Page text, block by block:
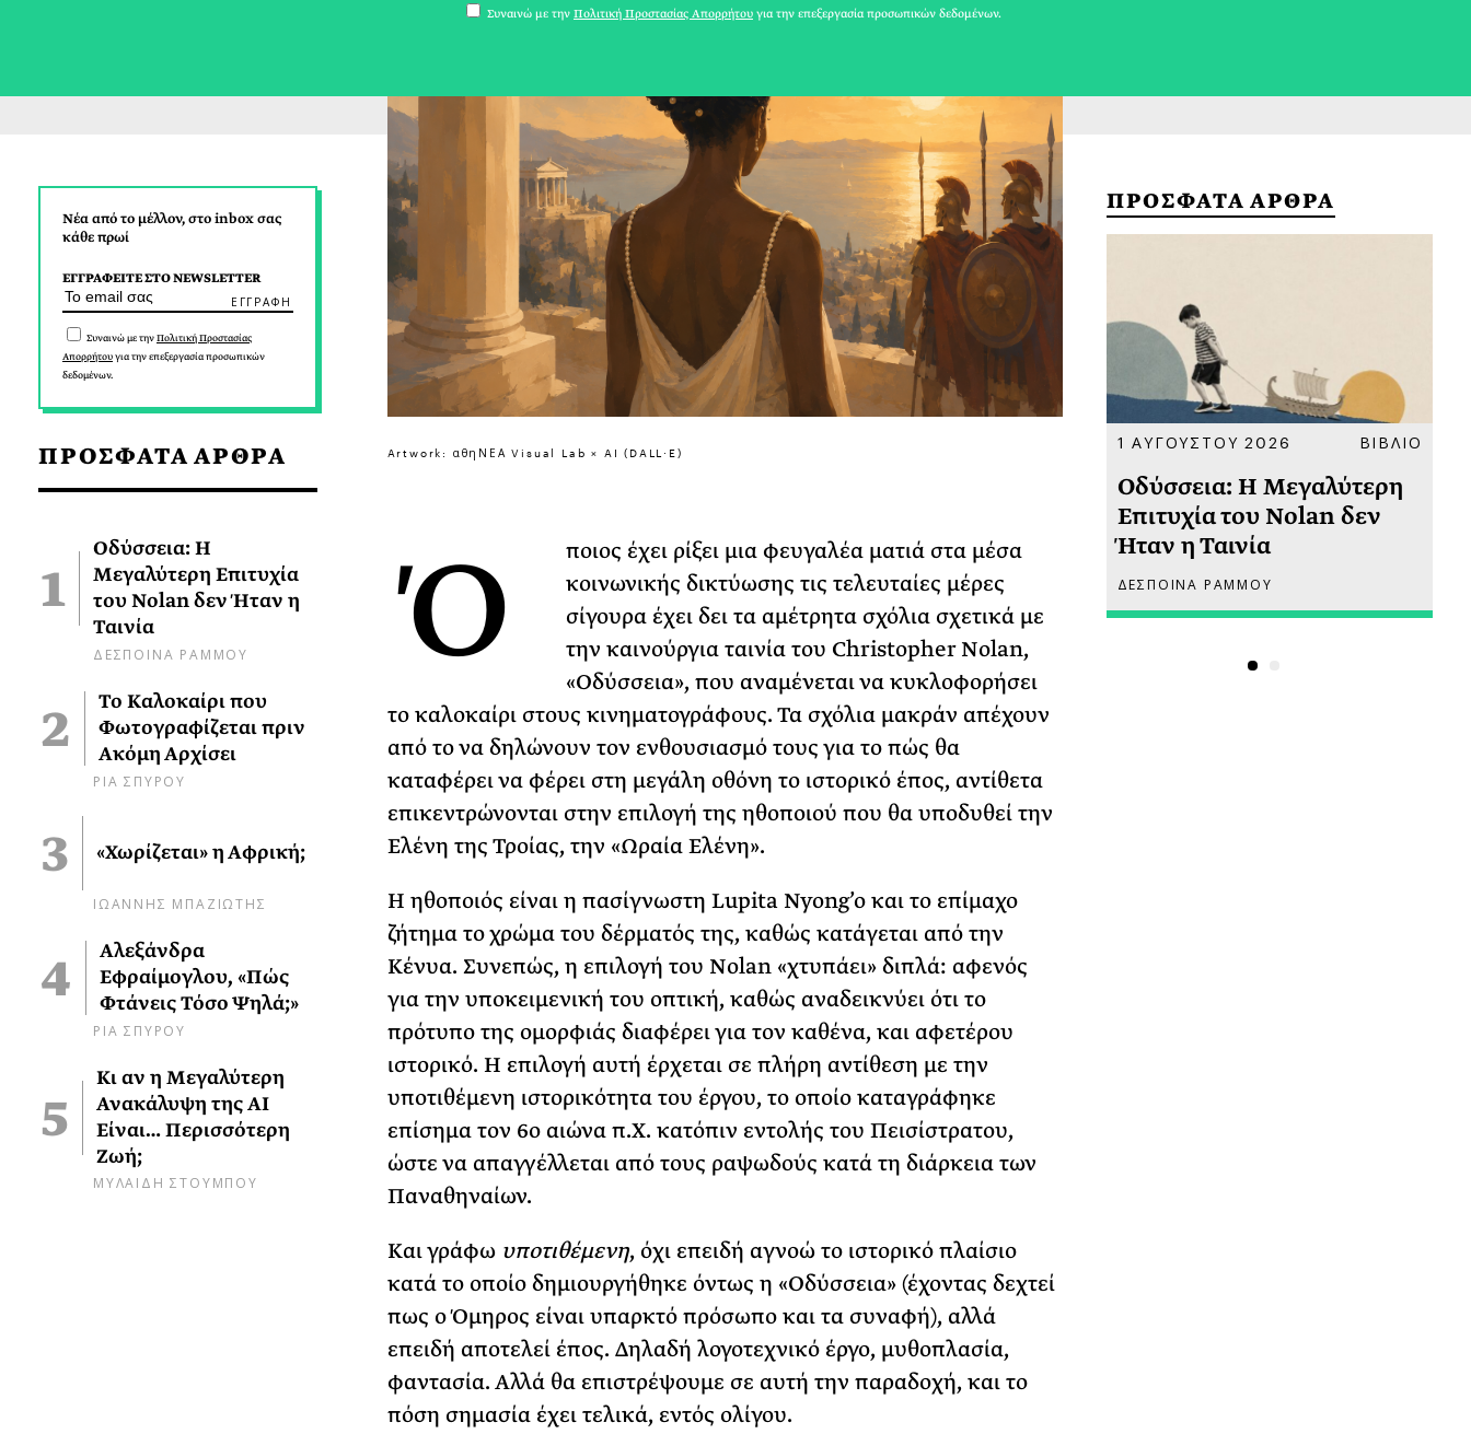
Νέα από το μέλλον, στο inbox σας
κάθε πρωί
ΕΓΓΡΑΦΕΙΤΕ ΣΤΟ NEWSLETTER
Συναινώ με τηνΠολιτική Προστασίας
Απορρήτουγια την επεξεργασία προσωπικών
δεδομένων.
ΠΡΟΣΦΑΤΑ ΑΡΘΡΑ
Οδύσσεια: Η
Μεγαλύτερη Επιτυχία
του Nolan δεν Ήταν η
Ταινία
ΔΕΣΠΟΙΝΑ ΡΑΜΜΟΥ
Το Καλοκαίρι που
Φωτογραφίζεται πριν
Ακόμη Αρχίσει
ΡΙΑ ΣΠΥΡΟΥ
«Χωρίζεται» η Αφρική;
ΙΩΑΝΝΗΣ ΜΠΑΖΙΩΤΗΣ
Αλεξάνδρα
Εφραίμογλου, «Πώς
Φτάνεις Τόσο Ψηλά;»
ΡΙΑ ΣΠΥΡΟΥ
Κι αν η Μεγαλύτερη
Ανακάλυψη της AI
Είναι… Περισσότερη
Ζωή;
ΜΥΛΑΙΔΗ ΣΤΟΥΜΠΟΥ
Artwork: αθηΝΕΑ Visual Lab × AI (DALL·E)
Ό
ποιος έχει ρίξει μια φευγαλέα ματιά στα μέσα
κοινωνικής δικτύωσης τις τελευταίες μέρες
σίγουρα έχει δει τα αμέτρητα σχόλια σχετικά με
την καινούργια ταινία του Christopher Nolan,
«Οδύσσεια», που αναμένεται να κυκλοφορήσει
το καλοκαίρι στους κινηματογράφους. Τα σχόλια μακράν απέχουν
από το να δηλώνουν τον ενθουσιασμό τους για το πώς θα
καταφέρει να φέρει στη μεγάλη οθόνη το ιστορικό έπος, αντίθετα
επικεντρώνονται στην επιλογή της ηθοποιού που θα υποδυθεί την
Ελένη της Τροίας, την «Ωραία Ελένη».
Η ηθοποιός είναι η πασίγνωστη Lupita Nyong’o και το επίμαχο
ζήτημα το χρώμα του δέρματός της, καθώς κατάγεται από την
Κένυα. Συνεπώς, η επιλογή του Nolan «χτυπάει» διπλά: αφενός
για την υποκειμενική του οπτική, καθώς αναδεικνύει ότι το
πρότυπο της ομορφιάς διαφέρει για τον καθένα, και αφετέρου
ιστορικό. Η επιλογή αυτή έρχεται σε πλήρη αντίθεση με την
υποτιθέμενη ιστορικότητα του έργου, το οποίο καταγράφηκε
επίσημα τον 6ο αιώνα π.Χ. κατόπιν εντολής του Πεισίστρατου,
ώστε να απαγγέλλεται από τους ραψωδούς κατά τη διάρκεια των
Παναθηναίων.
Και γράφω υποτιθέμενη, όχι επειδή αγνοώ το ιστορικό πλαίσιο
κατά το οποίο δημιουργήθηκε όντως η «Οδύσσεια» (έχοντας δεχτεί
πως ο Όμηρος είναι υπαρκτό πρόσωπο και τα συναφή), αλλά
επειδή αποτελεί έπος. Δηλαδή λογοτεχνικό έργο, μυθοπλασία,
φαντασία. Αλλά θα επιστρέψουμε σε αυτή την παραδοχή, και το
πόση σημασία έχει τελικά, εντός ολίγου.
ΠΡΟΣΦΑΤΑ ΑΡΘΡΑ
Ακόμη Αρχίσει
ΡΙΑ ΣΠΥΡΟΥ
1 ΑΥΓΟΥΣΤΟΥ 2026 ΒΙΒΛΙΟ
Οδύσσεια: Η Μεγαλύτερη
Επιτυχία του Nolan δεν
Ήταν η Ταινία
ΔΕΣΠΟΙΝΑ ΡΑΜΜΟΥ
Συναινώ με την Πολιτική Προστασίας Απορρήτου για την επεξεργασία προσωπικών δεδομένων.